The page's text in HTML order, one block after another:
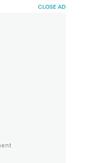
CLOSE AD